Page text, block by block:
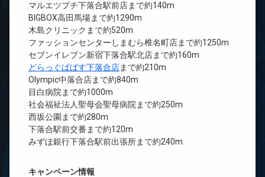
マルエツプチ下落合駅前店まで約140m
BIGBOX高田馬場まで約1290m
木島クリニックまで約520m
ファッションセンターしまむら椎名町店まで約1250m
セブンイレブン新宿下落合駅北店まで約160m
どらっぐぱぱす下落合店まで約210m
Olympic中落合店まで約840m
目白病院まで約1000m
社会福祉法人聖母会聖母病院まで約250m
西坂公園まで約280m
下落合駅前交番まで約120m
みずほ銀行下落合駅前出張所まで約240m
キャンペーン情報